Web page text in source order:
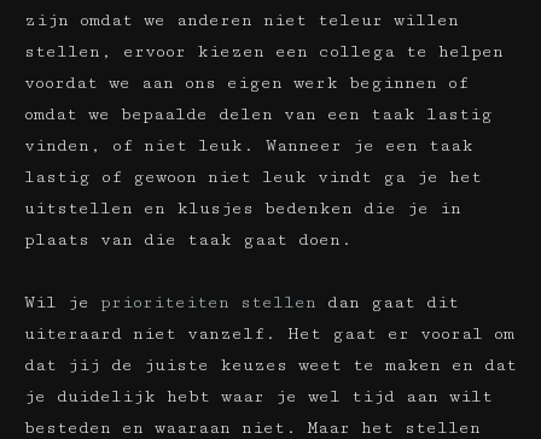
zijn omdat we anderen niet teleur willen
stellen, ervoor kiezen een collega te helpen
voordat we aan ons eigen werk beginnen of
omdat we bepaalde delen van een taak lastig
vinden, of niet leuk. Wanneer je een taak
lastig of gewoon niet leuk vindt ga je het
uitstellen en klusjes bedenken die je in
plaats van die taak gaat doen.
Wil je prioriteiten stellen dan gaat dit
uiteraard niet vanzelf. Het gaat er vooral om
dat jij de juiste keuzes weet te maken en dat
je duidelijk hebt waar je wel tijd aan wilt
besteden en waaraan niet. Maar het stellen